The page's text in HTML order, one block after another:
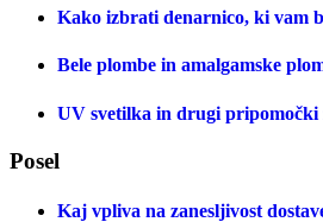
Kako izbrati denarnico, ki vam
Bele plombe in amalgamske
UV svetilka in drugi pripomočki
Posel
Kaj vpliva na zanesljivost